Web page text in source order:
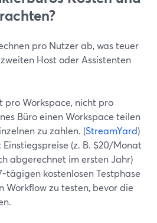
pro Nutzer ab, was teuer
Host oder Assistenten
pro Workspace, nicht pro
Büro einen Workspace teilen
zu zahlen. (StreamYard)
(z. B. $20/Monat
abgerechnet im ersten Jahr)
tägigen kostenlosen Testphase
Workflow zu testen, bevor die